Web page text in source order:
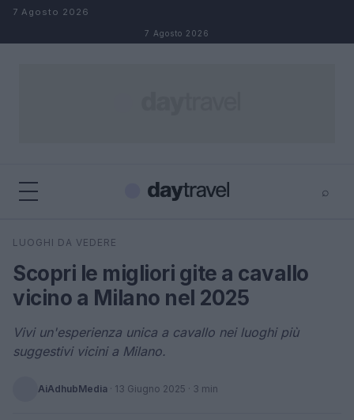
Salta al contenuto
7 Agosto 2026
7 Agosto 2026
⌕
Cerca
LUOGHI DA VEDERE
Scopri le migliori gite a cavallo
vicino a Milano nel 2025
Vivi un'esperienza unica a cavallo nei luoghi più
suggestivi vicini a Milano.
AiAdhubMedia · 13 Giugno 2025 · 3 min